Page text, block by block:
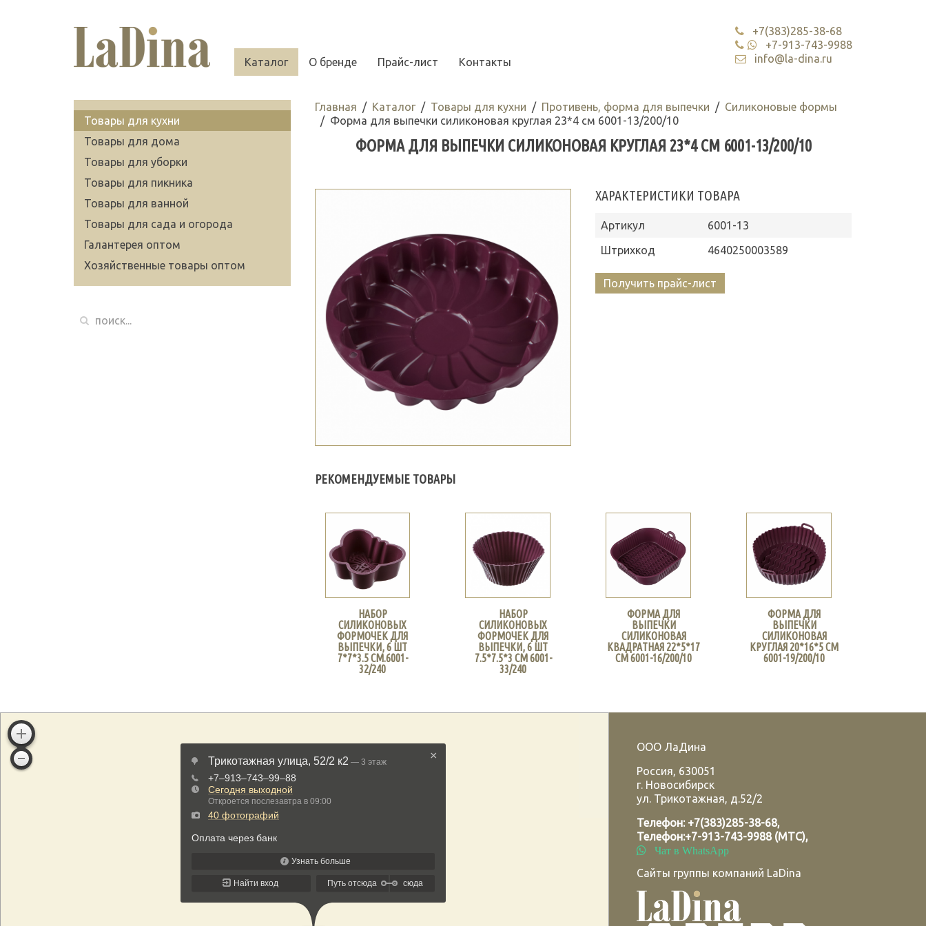
Каталог О бренде Прайс-лист Контакты
+7(383)285-38-68
+7-913-743-9988
info@la-dina.ru
Главная Каталог Товары для кухни Противень, форма для выпечки
Силиконовые формы
Форма для выпечки силиконовая круглая 23*4 см 6001-13/200/10
ФОРМА ДЛЯ ВЫПЕЧКИ СИЛИКОНОВАЯ КРУГЛАЯ 23*4 СМ 6001-13/200/10
ХАРАКТЕРИСТИКИ ТОВАРА
Артикул
6001-13
Штрихкод
4640250003589
Получить прайс-лист
РЕКОМЕНДУЕМЫЕ ТОВАРЫ
НАБОР
СИЛИКОНОВЫХ
ФОРМОЧЕК ДЛЯ
ВЫПЕЧКИ, 6 ШТ
7*7*3.5 СМ.6001-
32/240
НАБОР
СИЛИКОНОВЫХ
ФОРМОЧЕК ДЛЯ
ВЫПЕЧКИ, 6 ШТ
7.5*7.5*3 СМ 6001-
33/240
ФОРМА ДЛЯ
ВЫПЕЧКИ
СИЛИКОНОВАЯ
КВАДРАТНАЯ 22*5*17
СМ 6001-16/200/10
ФОРМА ДЛЯ
ВЫПЕЧКИ
СИЛИКОНОВАЯ
КРУГЛАЯ 20*16*5 СМ
6001-19/200/10
Товары для кухни
Товары для дома
Товары для уборки
Товары для пикника
Товары для ванной
Товары для сада и огорода
Галантерея оптом
Хозяйственные товары оптом
ООО ЛаДина
Россия, 630051
г. Новосибирск
ул. Трикотажная, д.52/2
Телефон: +7(383)285-38-68,
Телефон:+7-913-743-9988 (МТС),
Чат в WhatsApp
Сайты группы компаний LaDina